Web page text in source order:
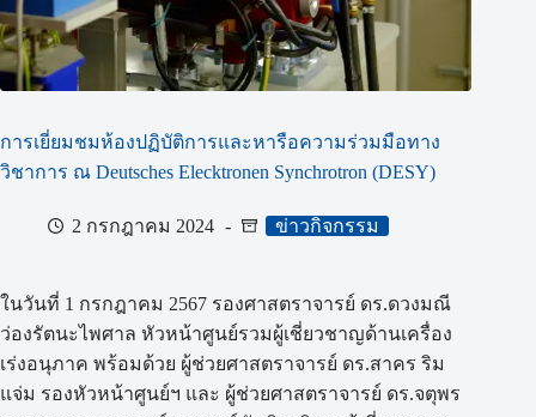
การเยี่ยมชมห้องปฏิบัติการและหารือความร่วมมือทาง
วิชาการ ณ Deutsches Elecktronen Synchrotron (DESY)
2 กรกฎาคม 2024 ข่าวกิจกรรม
ในวันที่ 1 กรกฎาคม 2567 รองศาสตราจารย์ ดร.ดวงมณี
ว่องรัตนะไพศาล หัวหน้าศูนย์รวมผู้เชี่ยวชาญด้านเครื่อง
เร่งอนุภาค พร้อมด้วย ผู้ช่วยศาสตราจารย์ ดร.สาคร ริม
แจ่ม รองหัวหน้าศูนย์ฯ และ ผู้ช่วยศาสตราจารย์ ดร.จตุพร